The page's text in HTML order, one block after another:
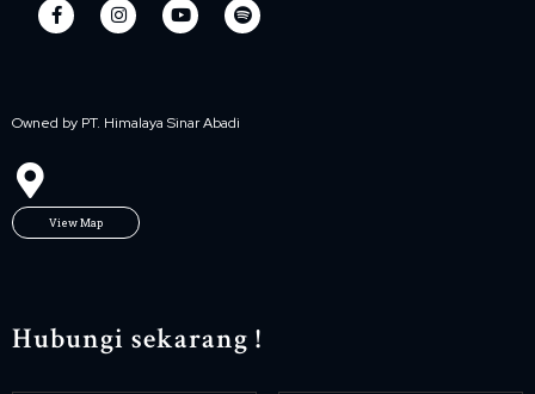
Owned by PT. Himalaya Sinar Abadi
View Map
Hubungi sekarang !